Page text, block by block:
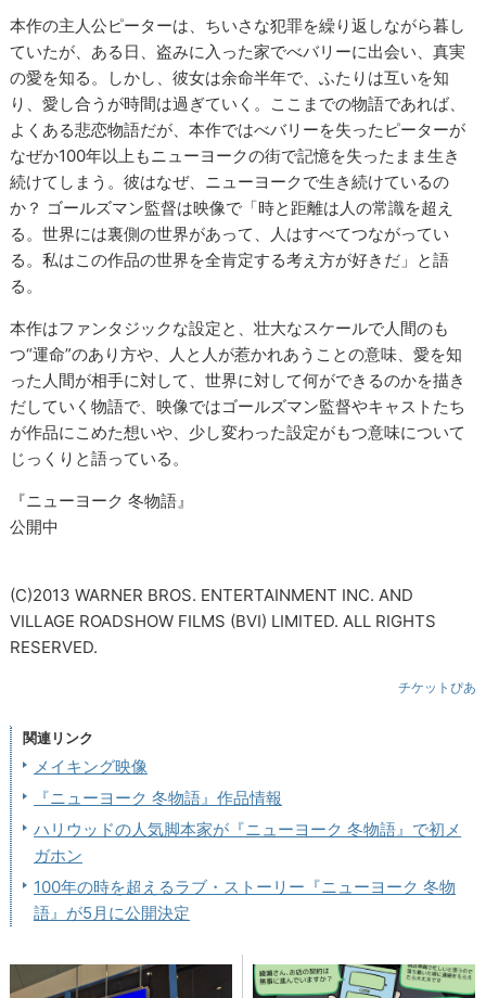
本作の主人公ピーターは、ちいさな犯罪を繰り返しながら暮し
ていたが、ある日、盗みに入った家でべバリーに出会い、真実
の愛を知る。しかし、彼女は余命半年で、ふたりは互いを知
り、愛し合うが時間は過ぎていく。ここまでの物語であれば、
よくある悲恋物語だが、本作ではべバリーを失ったピーターが
なぜか100年以上もニューヨークの街で記憶を失ったまま生き
続けてしまう。彼はなぜ、ニューヨークで生き続けているの
か？ ゴールズマン監督は映像で「時と距離は人の常識を超え
る。世界には裏側の世界があって、人はすべてつながってい
る。私はこの作品の世界を全肯定する考え方が好きだ」と語
る。
本作はファンタジックな設定と、壮大なスケールで人間のも
つ“運命”のあり方や、人と人が惹かれあうことの意味、愛を知
った人間が相手に対して、世界に対して何ができるのかを描き
だしていく物語で、映像ではゴールズマン監督やキャストたち
が作品にこめた想いや、少し変わった設定がもつ意味について
じっくりと語っている。
『ニューヨーク 冬物語』
公開中
(C)2013 WARNER BROS. ENTERTAINMENT INC. AND
VILLAGE ROADSHOW FILMS (BVI) LIMITED. ALL RIGHTS
RESERVED.
チケットぴあ
関連リンク
メイキング映像
『ニューヨーク 冬物語』作品情報
ハリウッドの人気脚本家が『ニューヨーク 冬物語』で初メ
ガホン
100年の時を超えるラブ・ストーリー『ニューヨーク 冬物
語』が5月に公開決定